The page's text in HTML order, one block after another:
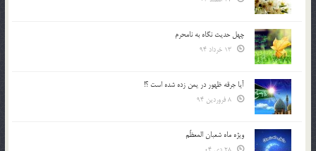
چهل حدیث نگاه به نامحرم
آیا جرقه ظهور در یمن زده شده است ؟!
ویژه ماه شعبان المعظّم